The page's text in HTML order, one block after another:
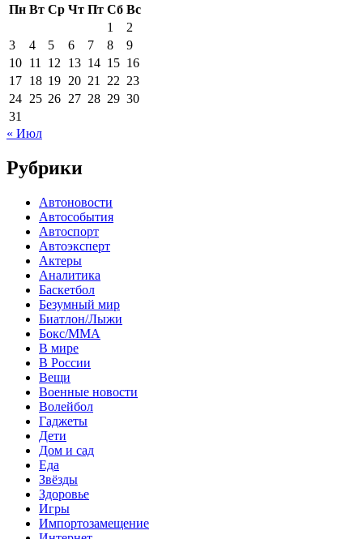
Пн Вт Ср Чт Пт Сб Вс
1
2
3
4 5 6 7 8
9
10 11 12 13 14 15 16
17 18 19 20 21 22 23
24 25 26 27 28 29 30
31
« Июл
Рубрики
Автоновости
Автособытия
Автоспорт
Автоэксперт
Актеры
Аналитика
Баскетбол
Безумный мир
Биатлон/Лыжи
Бокс/MMA
В мире
В России
Вещи
Военные новости
Волейбол
Гаджеты
Дети
Дом и сад
Еда
Звёзды
Здоровье
Игры
Импортозамещение